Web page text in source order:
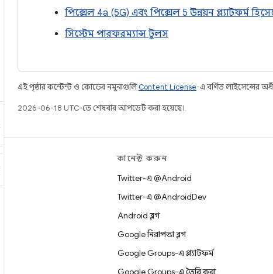
পিক্সেল 4a (5G) এবং পিক্সেল 5 উন্নয়ন প্ল্যাটফর্ম
সিস্টেম পারফরম্যান্স টুলস
এই পৃষ্ঠার কন্টেন্ট ও কোডের নমুনাগুলিContent License-এ বর্ণিত লাইসেন্সের
2026-06-18 UTC-তে শেষবার আপডেট করা হয়েছে।
কানেক্ট করুন
Twitter-এ @Android
Twitter-এ @AndroidDev
Android ব্লগ
Google নিরাপত্তা ব্লগ
Google Groups-এ প্ল্যাটফর্ম
Google Groups-এ তৈরি করা